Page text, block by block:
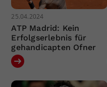
25.04.2024
ATP Madrid: Kein
Erfolgserlebnis für
gehandicapten Ofner